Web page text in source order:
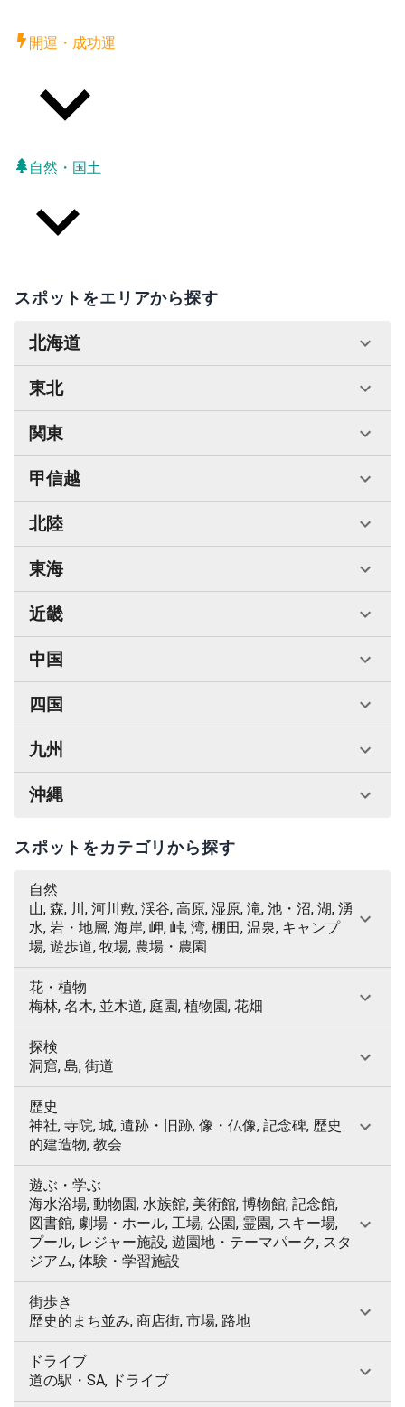
開運・成功運
自然・国土
スポットをエリアから探す
北海道
東北
関東
甲信越
北陸
東海
近畿
中国
四国
九州
沖縄
スポットをカテゴリから探す
自然
山, 森, 川, 河川敷, 渓谷, 高原, 湿原, 滝, 池・沼, 湖, 湧
水, 岩・地層, 海岸, 岬, 峠, 湾, 棚田, 温泉, キャンプ
場, 遊歩道, 牧場, 農場・農園
花・植物
梅林, 名木, 並木道, 庭園, 植物園, 花畑
探検
洞窟, 島, 街道
歴史
神社, 寺院, 城, 遺跡・旧跡, 像・仏像, 記念碑, 歴史
的建造物, 教会
遊ぶ・学ぶ
海水浴場, 動物園, 水族館, 美術館, 博物館, 記念館,
図書館, 劇場・ホール, 工場, 公園, 霊園, スキー場,
プール, レジャー施設, 遊園地・テーマパーク, スタ
ジアム, 体験・学習施設
街歩き
歴史的まち並み, 商店街, 市場, 路地
ドライブ
道の駅・SA, ドライブ